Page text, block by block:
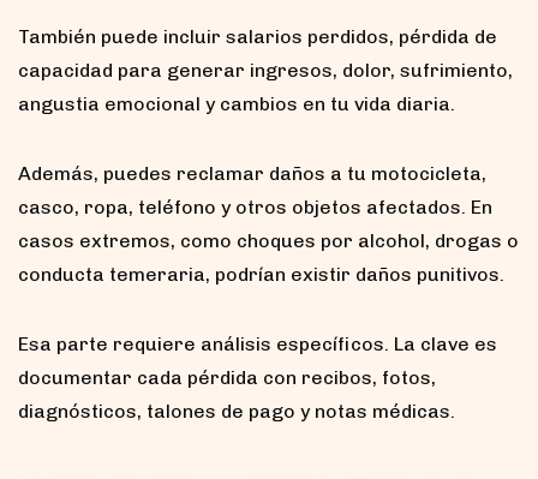
También puede incluir salarios perdidos, pérdida de
capacidad para generar ingresos, dolor, sufrimiento,
angustia emocional y cambios en tu vida diaria.
Además, puedes reclamar daños a tu motocicleta,
casco, ropa, teléfono y otros objetos afectados. En
casos extremos, como choques por alcohol, drogas o
conducta temeraria, podrían existir daños punitivos.
Esa parte requiere análisis específicos. La clave es
documentar cada pérdida con recibos, fotos,
diagnósticos, talones de pago y notas médicas.